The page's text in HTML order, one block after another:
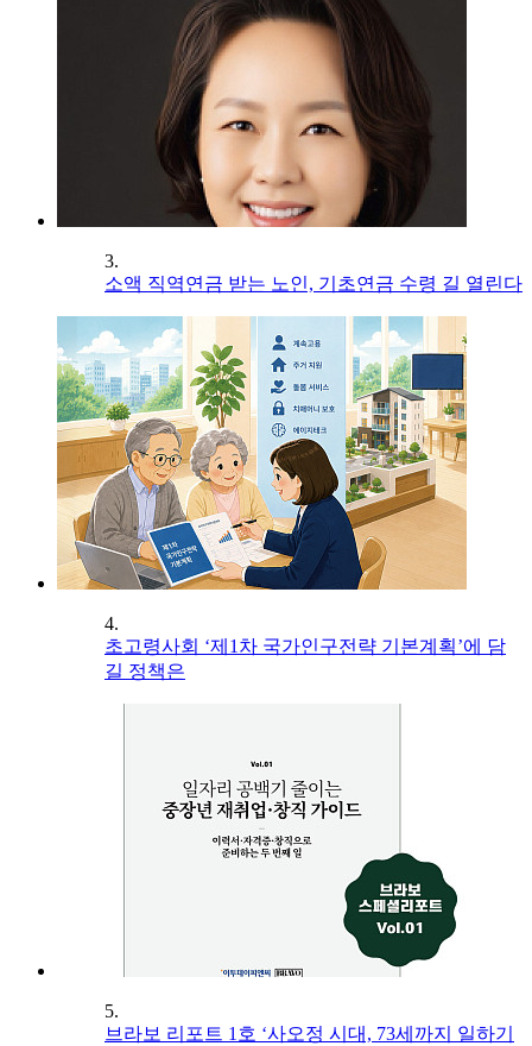
3.
소액 직역연금 받는 노인, 기초연금 수령 길 열린다
4.
초고령사회 ‘제1차 국가인구전략 기본계획’에 담
길 정책은
5.
브라보 리포트 1호 ‘사오정 시대, 73세까지 일하기